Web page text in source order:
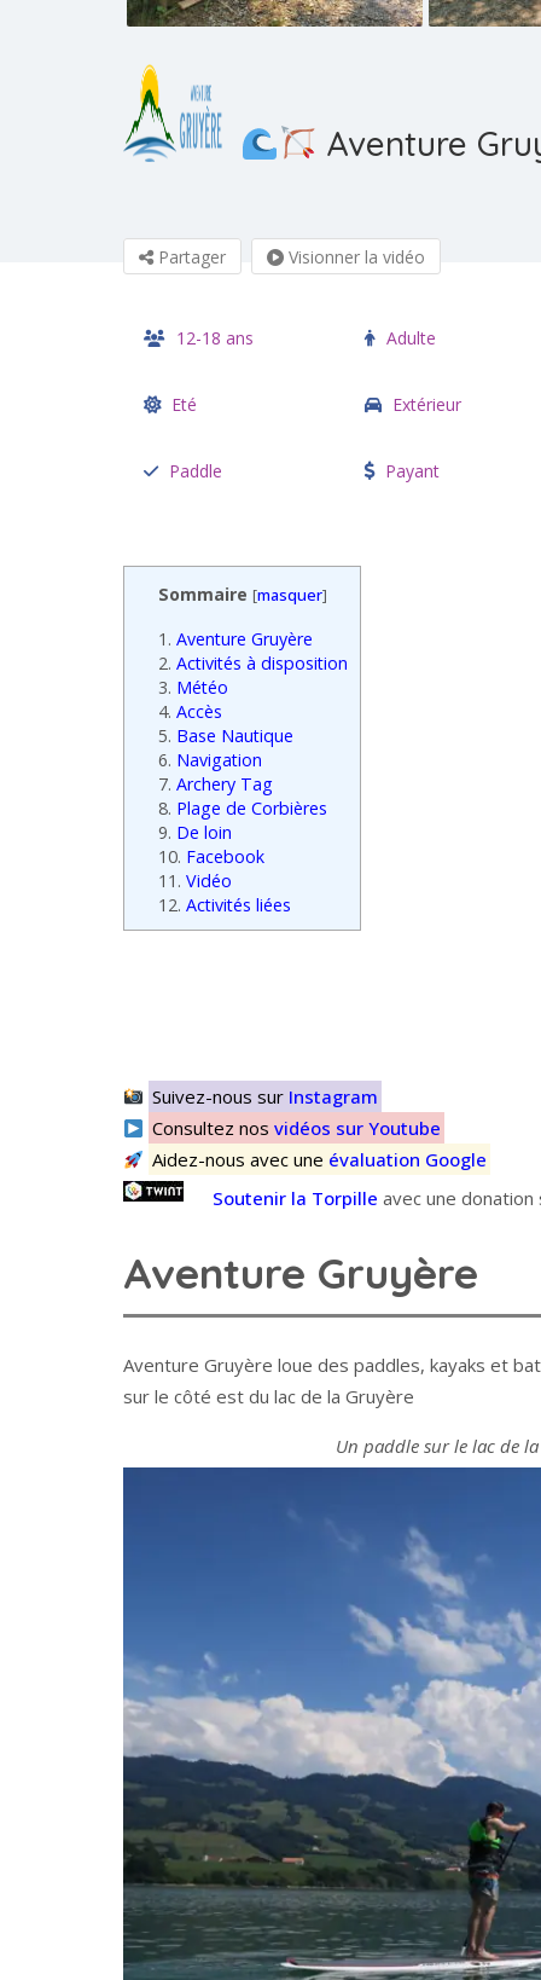
Aventure
Partager Visionner la vidéo
12-18 ans Adulte
Eté Extérieur
Paddle Payant
Sommaire [masquer]
1. Aventure Gruyère
2. Activités à disposition
3. Météo
4. Accès
5. Base Nautique
6. Navigation
7. Archery Tag
8. Plage de Corbières
9. De loin
10. Facebook
11. Vidéo
12. Activités liées
Suivez-nous sur Instagram
Consultez nosvidéos sur Youtube
Aidez-nous avec une évaluation Google
Soutenir la Torpille avec une
Aventure Gruyère
Aventure Gruyère loue des paddles, kayaks et
sur le côté est du lac de la Gruyère
Un paddle sur le lac de